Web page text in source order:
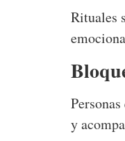
Rituales
y